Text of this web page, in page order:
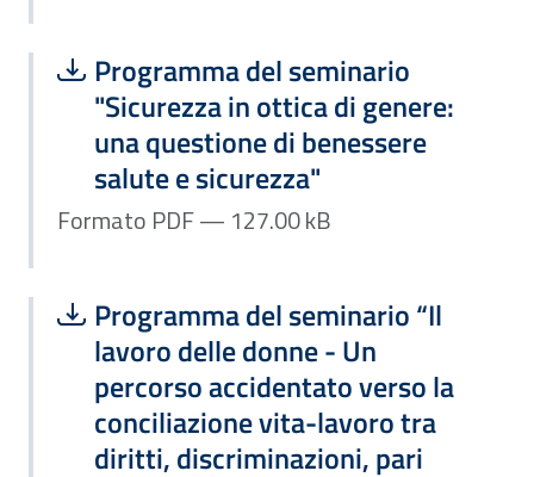
Scarica file:
Programma del seminario
"Sicurezza in ottica di genere:
una questione di benessere
salute e sicurezza"
Formato PDF — Dimensione 127.00 kB
Formato PDF — 127.00 kB
Scarica file:
Programma del seminario “Il
lavoro delle donne - Un
percorso accidentato verso la
conciliazione vita-lavoro tra
diritti, discriminazioni, pari
Formato PDF — Dimensione 252.25 kB